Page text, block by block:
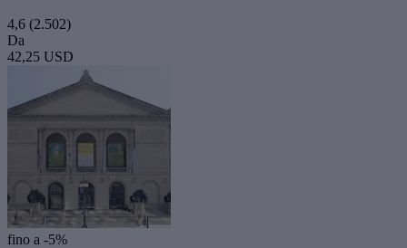
4,6 (2.502)
Da
42,25 USD
fino a -5%